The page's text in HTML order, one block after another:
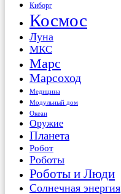
Киборг
Космос
Луна
МКС
Марс
Марсоход
Медицина
Модульный дом
Океан
Оружие
Планета
Робот
Роботы
Роботы и Люди
Солнечная энергия